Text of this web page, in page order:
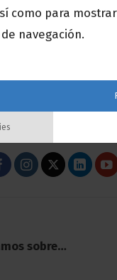
su
EN LAS REDES
sobre…
como para
navegación.